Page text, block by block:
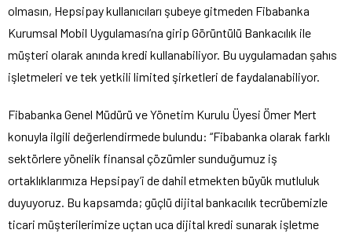
olmasın, Hepsipay kullanıcıları şubeye gitmeden Fibabanka
Kurumsal Mobil Uygulaması’na girip Görüntülü Bankacılık ile
müşteri olarak anında kredi kullanabiliyor. Bu uygulamadan şahıs
işletmeleri ve tek yetkili limited şirketleri de faydalanabiliyor.
Fibabanka Genel Müdürü ve Yönetim Kurulu Üyesi Ömer Mert
konuyla ilgili değerlendirmede bulundu: “Fibabanka olarak farklı
sektörlere yönelik finansal çözümler sunduğumuz iş
ortaklıklarımıza Hepsipay’i de dahil etmekten büyük mutluluk
duyuyoruz. Bu kapsamda; güçlü dijital bankacılık tecrübemizle
ticari müşterilerimize uçtan uca dijital kredi sunarak işletme